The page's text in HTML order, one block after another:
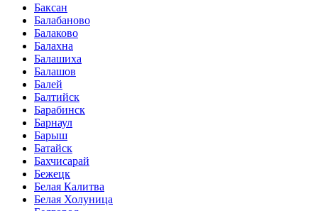
Баксан
Балабаново
Балаково
Балахна
Балашиха
Балашов
Балей
Балтийск
Барабинск
Барнаул
Барыш
Батайск
Бахчисарай
Бежецк
Белая Калитва
Белая Холуница